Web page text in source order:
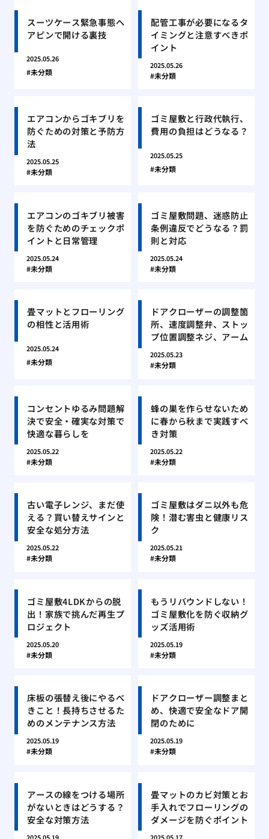
スーツケース緊急事態ヘ
アピンで開ける裏技
2025.05.26
未分類
配管工事が必要になるタ
イミングと注意すべきポ
イント
2025.05.26
未分類
エアコンからゴキブリを
防ぐための対策と予防方
法
2025.05.25
未分類
ゴミ屋敷と行政代執行、
費用の負担はどうなる？
2025.05.25
未分類
エアコンのゴキブリ被害
を防ぐためのチェックポ
イントと日常管理
2025.05.24
未分類
ゴミ屋敷問題、迷惑防止
条例違反でどうなる？罰
則と対応
2025.05.24
未分類
畳マットとフローリング
の相性と活用術
2025.05.24
未分類
ドアクローザーの調整箇
所、速度調整弁、ストッ
プ位置調整ネジ、アーム
2025.05.23
未分類
コンセントゆるみ問題解
決で安全・確実な対策で
快適な暮らしを
2025.05.22
未分類
蜂の巣を作らせないため
に春から秋まで実践すべ
き対策
2025.05.22
未分類
古い電子レンジ、まだ使
える？買い替えサインと
安全な処分方法
2025.05.22
未分類
ゴミ屋敷はダニ以外も危
険！潜む害虫と健康リス
ク
2025.05.21
未分類
ゴミ屋敷4LDKからの脱
出！家族で挑んだ再生プ
ロジェクト
2025.05.20
未分類
もうリバウンドしない！
ゴミ屋敷化を防ぐ収納グ
ッズ活用術
2025.05.19
未分類
床板の張替え後にやるべ
きこと！長持ちさせるた
めのメンテナンス方法
2025.05.19
未分類
ドアクローザー調整まと
め、快適で安全なドア開
閉のために
2025.05.19
未分類
アースの線をつける場所
がないときはどうする？
安全な対策方法
畳マットのカビ対策とお
手入れでフローリングの
ダメージを防ぐポイント